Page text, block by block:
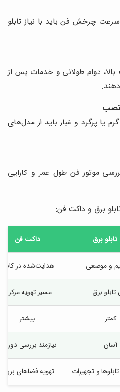
چرخش فن باید با نیاز تابلو
دوام طولانی و خدمات پس از
نصب
یا پرگرد و غبار باید از مدل‌های
موتور فن طول عمر و کارایی
برق و داکت فن:
برق داکت فن
و موضعی هدایت‌شده در کانال
تابلو برق مسیر تهویه مرکزی
کمتر بیشتر
آسان نیازمند بررسی
و تجهیزات تهویه فضاهای بزرگ